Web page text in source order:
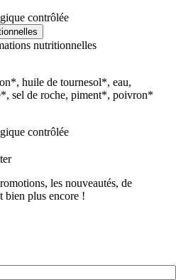
contrôlée
nutritionnelles
huile de tournesol*, eau,
sel de roche, piment*, poivron*
contrôlée
les nouveautés, de
bien plus encore !